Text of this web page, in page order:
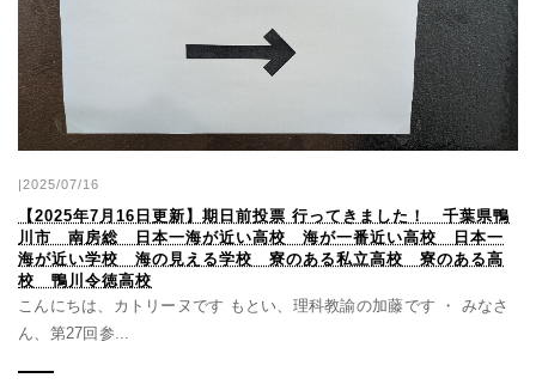
|2025/07/16
【2025年7月16日更新】期日前投票 行ってきました！ 千葉県鴨
川市 南房総 日本一海が近い高校 海が一番近い高校 日本一
海が近い学校 海の見える学校 寮のある私立高校 寮のある高
校 鴨川令徳高校
こんにちは、カトリーヌです もとい、理科教諭の加藤です ・ みなさ
ん、第27回参...